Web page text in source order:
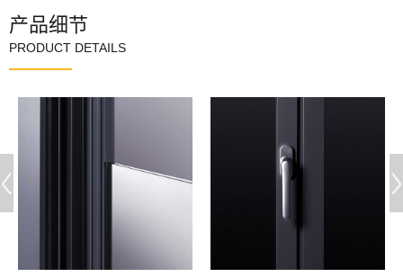
产品细节
PRODUCT DETAILS